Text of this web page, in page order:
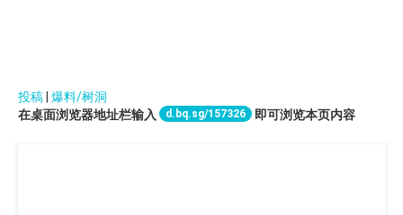
投稿 爆料/树洞
在桌面浏览器地址栏输入
d.bq.sg/157326 即可浏览本页内容